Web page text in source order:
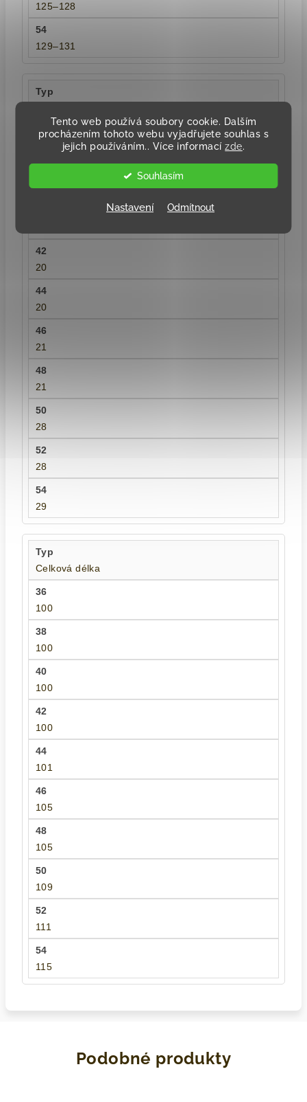
Tento web používá soubory cookie. Dalším
procházením tohoto webu vyjadřujete souhlas s
jejich používáním.. Více informacízde.
Souhlasím
Nastavení Odmítnout
125–128
129–131
18
20
20
21
21
28
28
29
Celková délka
100
100
100
100
101
105
105
109
111
115
Podobné produkty